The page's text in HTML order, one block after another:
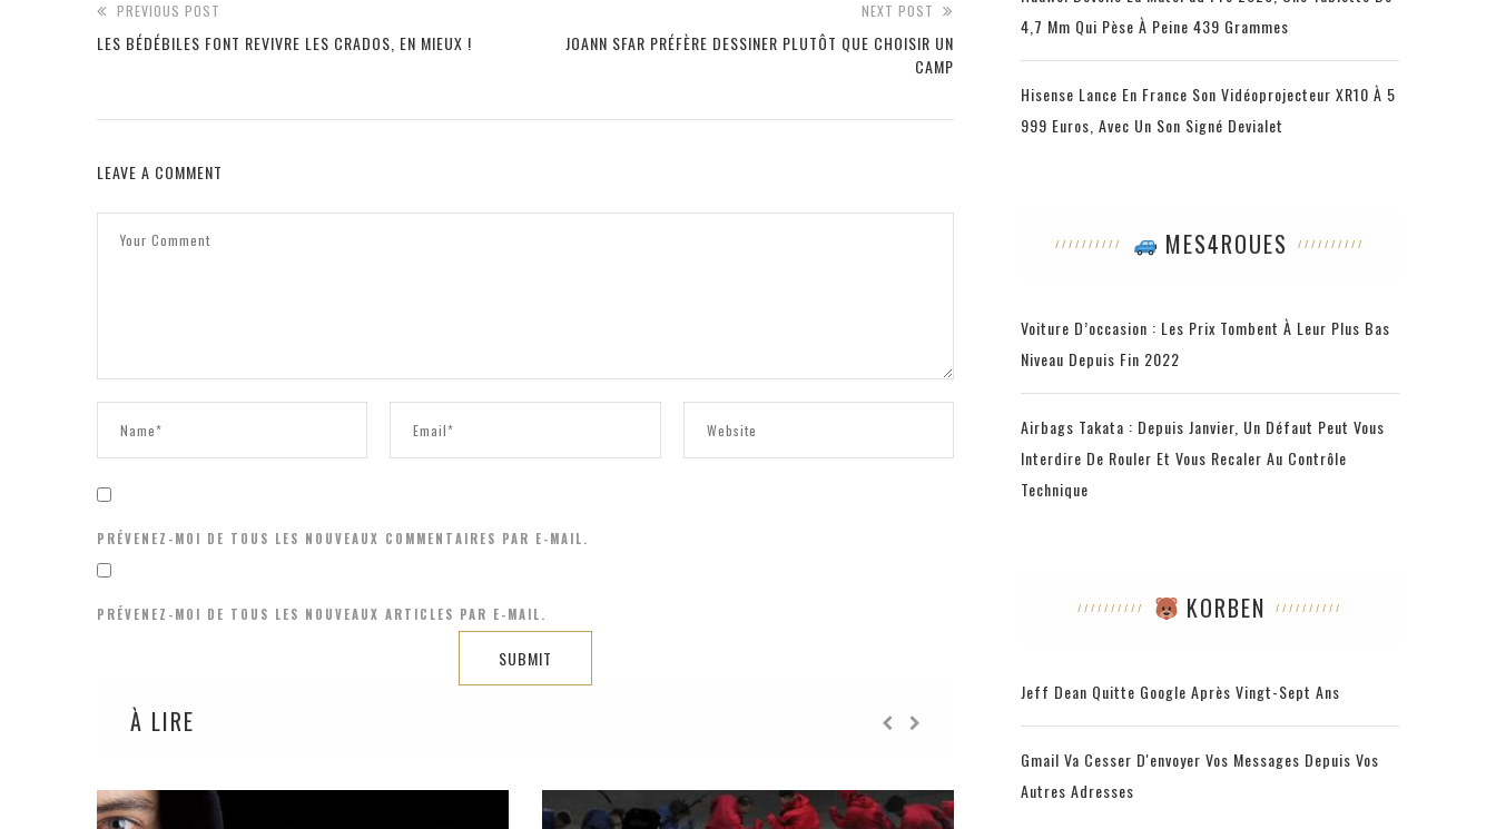
PREVIOUS POST
LES BÉDÉBILES FONT REVIVRE LES CRADOS, EN MIEUX !
NEXT POST
JOANN SFAR PRÉFÈRE DESSINER PLUTÔT QUE CHOISIR UN
CAMP
LEAVE A COMMENT
PRÉVENEZ-MOI DE TOUS LES NOUVEAUX COMMENTAIRES PAR E-MAIL.
PRÉVENEZ-MOI DE TOUS LES NOUVEAUX ARTICLES PAR E-MAIL.
À LIRE
4,7 Mm Qui Pèse À Peine 439 Grammes
Hisense Lance En France Son Vidéoprojecteur XR10 À 5
999 Euros, Avec Un Son Signé Devialet
MES4ROUES
Voiture D’occasion : Les Prix Tombent À Leur Plus Bas
Niveau Depuis Fin 2022
Airbags Takata : Depuis Janvier, Un Défaut Peut Vous
Interdire De Rouler Et Vous Recaler Au Contrôle
Technique
KORBEN
Jeff Dean Quitte Google Après Vingt-Sept Ans
Gmail Va Cesser D'envoyer Vos Messages Depuis Vos
Autres Adresses